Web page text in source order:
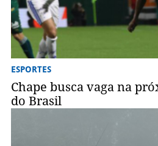
ESPORTES
Chape busca vaga na
do Brasil